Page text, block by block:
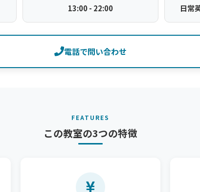
13:00 - 22:00 日常
電話で問い合わせ
FEATURES
この教室の3つの特徴